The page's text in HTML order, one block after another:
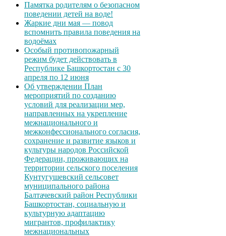
Памятка родителям о безопасном
поведении детей на воде!
Жаркие дни мая — повод
вспомнить правила поведения на
водоёмах
Особый противопожарный
режим будет действовать в
Республике Башкортостан с 30
апреля по 12 июня
Об утверждении План
мероприятий по созданию
условий для реализации мер,
направленных на укрепление
межнационального и
межконфессионального согласия,
сохранение и развитие языков и
культуры народов Российской
Федерации, проживающих на
территории сельского поселения
Кунтугушевский сельсовет
муниципального района
Балтачевский район Республики
Башкортостан, социальную и
культурную адаптацию
мигрантов, профилактику
межнациональных